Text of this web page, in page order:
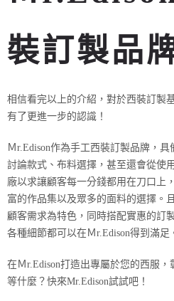
裝訂製品
相信看完以上的介紹，對於西裝訂製
有了更進一步的認識！
Ｍr.Edison作為手工西裝訂製品牌，
討論款式、布料選擇，甚至還會從使
廠以求讓顧客每一分錢都用在刀口上
富的作品集以及眾多的面料的選擇。
顧客需求為特色，同時搭配實惠的訂
各種細節都可以在Ｍr.Edison得到滿足
在Ｍr.Edison打造出專屬於您的西服
等什麼？快來Mr.Edison試試吧！